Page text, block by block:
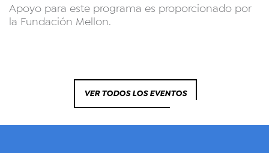
Apoyo para este programa es proporcionado por
la Fundación Mellon.
VER TODOS LOS EVENTOS